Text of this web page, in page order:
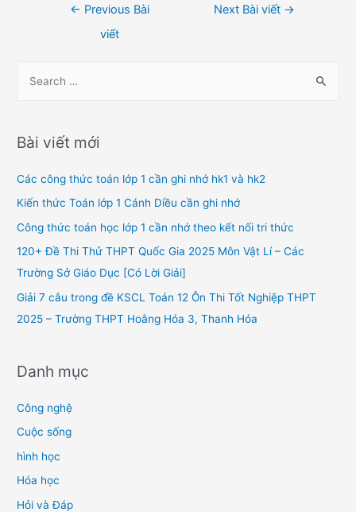
← Previous Bài
viết
Next Bài viết →
r
h
f
o
Bài viết mới
Các công thức toán lớp 1 cần ghi nhớ hk1 và hk2
Kiến thức Toán lớp 1 Cánh Diều cần ghi nhớ
Công thức toán học lớp 1 cần nhớ theo kết nối tri thức
120+ Đề Thi Thử THPT Quốc Gia 2025 Môn Vật Lí – Các
Trường Sở Giáo Dục [Có Lời Giải]
Giải 7 câu trong đề KSCL Toán 12 Ôn Thi Tốt Nghiệp THPT
2025 – Trường THPT Hoằng Hóa 3, Thanh Hóa
Danh mục
Công nghệ
Cuộc sống
hình học
Hóa học
Hỏi và Đáp